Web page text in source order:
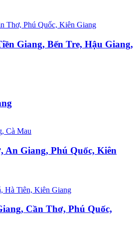
Giang, Bến Tre, Hậu Giang,
Giang, Phú Quốc, Kiên
Cần Thơ, Phú Quốc,